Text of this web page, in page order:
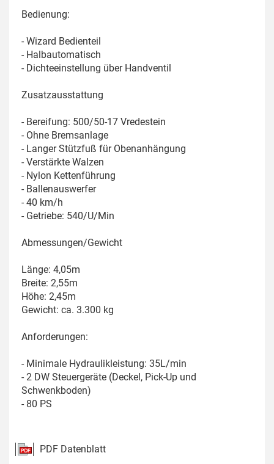
Bedienung:
- Wizard Bedienteil
- Halbautomatisch
- Dichteeinstellung über Handventil
Zusatzausstattung
- Bereifung: 500/50-17 Vredestein
- Ohne Bremsanlage
- Langer Stützfuß für Obenanhängung
- Verstärkte Walzen
- Nylon Kettenführung
- Ballenauswerfer
- 40 km/h
- Getriebe: 540/U/Min
Abmessungen/Gewicht
Länge: 4,05m
Breite: 2,55m
Höhe: 2,45m
Gewicht: ca. 3.300 kg
Anforderungen:
- Minimale Hydraulikleistung: 35L/min
- 2 DW Steuergeräte (Deckel, Pick-Up und
Schwenkboden)
- 80 PS
PDF Datenblatt